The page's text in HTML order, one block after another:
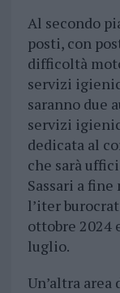
Al secondo
posti, con
difficoltà
servizi
saranno due
servizi
dedicata al
che sarà
Sassari a
l’iter
ottobre 2024
luglio.
Un’altra